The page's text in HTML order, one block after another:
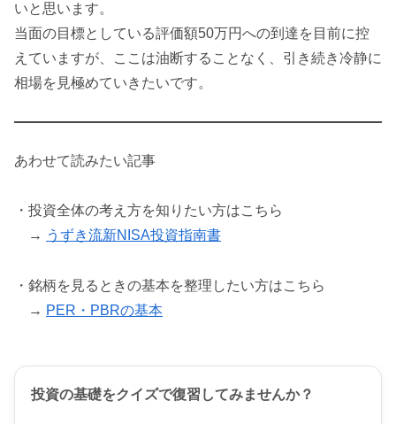
いと思います。
当面の目標としている評価額50万円への到達を目前に控
えていますが、ここは油断することなく、引き続き冷静に
相場を見極めていきたいです。
あわせて読みたい記事
・投資全体の考え方を知りたい方はこちら
→ うずき流新NISA投資指南書
・銘柄を見るときの基本を整理したい方はこちら
→ PER・PBRの基本
投資の基礎をクイズで復習してみませんか？